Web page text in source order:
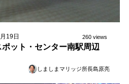
19日 260 views
ット・センター南駅周辺
しましまマリッジ所長島原亮